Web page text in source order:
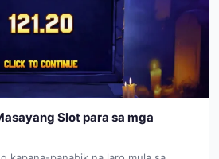
Slot para sa mga